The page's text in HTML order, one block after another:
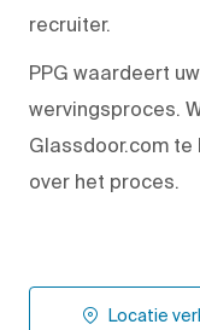
recruiter.
PPG waardeert
wervingsproces.
Glassdoor.com te
over het proces.
Locatie